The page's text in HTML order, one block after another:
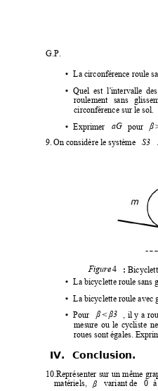
G.P.
•La circonférence roule
•Quel est l'intervalle des
roulement
sans
circonférence sur le sol.
•Exprimer aG pour β
9. On considère le système S3
Figure 4 :
•La bicyclette roule sans
•La bicyclette roule avec
•Pour ββ3 , il y a
mesure ou le cycliste ne
roues sont égales.
IV. Conclusion.
10.Représenter sur un même
matériels,
β variant de 0 à